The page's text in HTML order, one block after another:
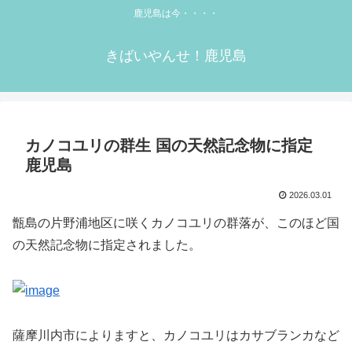
鹿児島は今・・・・
きばいやんせ！鹿児島
カノコユリの群生 国の天然記念物に指定
鹿児島
2026.03.01
甑島の片野浦地区に咲くカノコユリの群落が、このほど国
の天然記念物に指定されました。
薩摩川内市によりますと、カノコユリはカサブランカなど